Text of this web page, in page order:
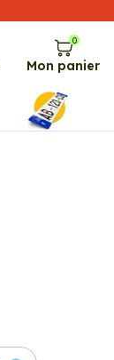
0
Mon panier